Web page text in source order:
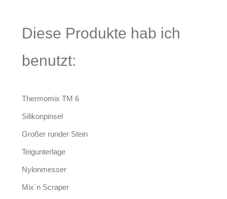
Diese Produkte hab ich
benutzt:
Thermomix TM 6
Silikonpinsel
Großer runder Stein
Teigunterlage
Nylonmesser
Mix´n Scraper